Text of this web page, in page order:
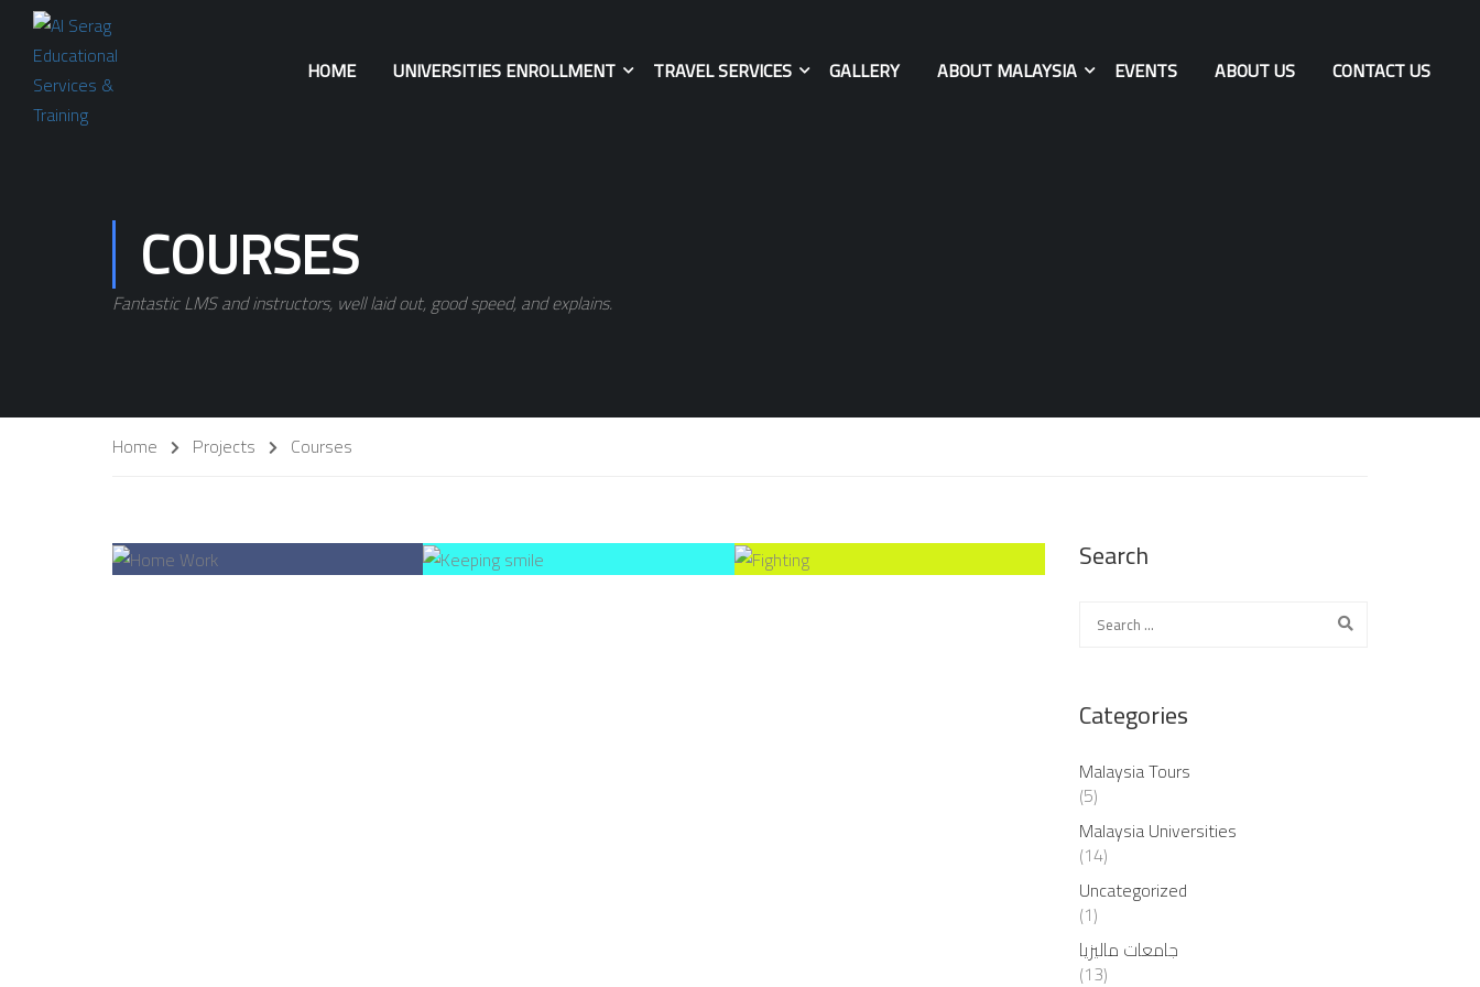
HOME UNIVERSITIES ENROLLMENT TRAVEL SERVICES GALLERY ABOUT MALAYSIA EVENTS ABOUT US CONTACT US
COURSES
Fantastic LMS and instructors, well laid out, good speed, and explains.
Home Projects Courses
Search
Categories
Malaysia Tours
(5)
Malaysia Universities
(14)
Uncategorized
(1)
جامعات ماليزيا
(13)